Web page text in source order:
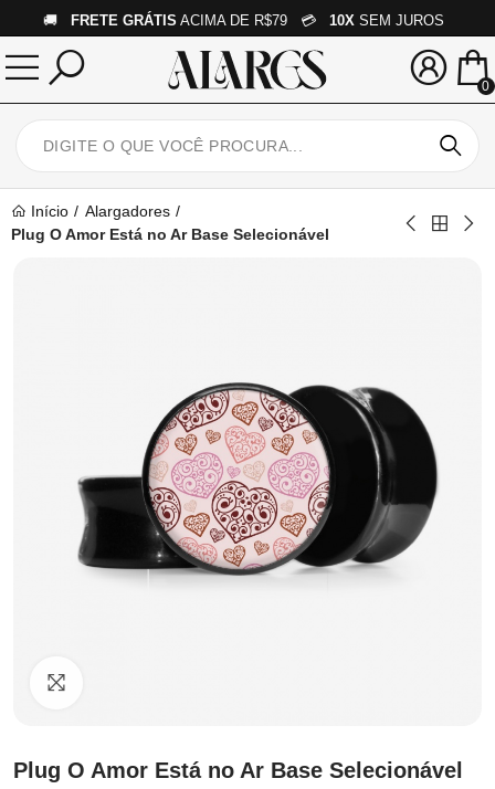
🚚 FRETE GRÁTIS ACIMA DE R$79 💳 10X SEM JUROS
0
Início
Alargadores
Plug O Amor Está no Ar Base Selecionável
Plug O Amor Está no Ar Base Selecionável